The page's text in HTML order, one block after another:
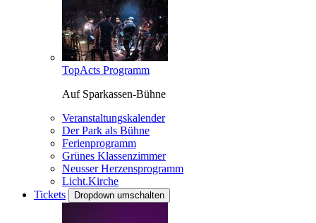
TopActs Programm
Auf Sparkassen-Bühne
Veranstaltungskalender
Der Park als Bühne
Ferienprogramm
Grünes Klassenzimmer
Neusser Herzensprogramm
Licht.Kirche
Tickets
Dropdown umschalten